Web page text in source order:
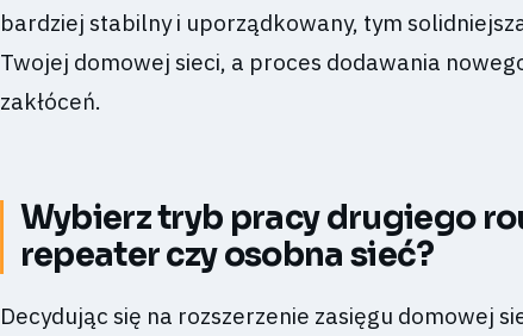
bardziej stabilny i uporządkowany, tym
Twojej domowej sieci, a proces dodawania
zakłóceń.
Wybierz tryb pracy drugiego
repeater czy osobna sieć?
Decydując się na rozszerzenie zasięgu domowej